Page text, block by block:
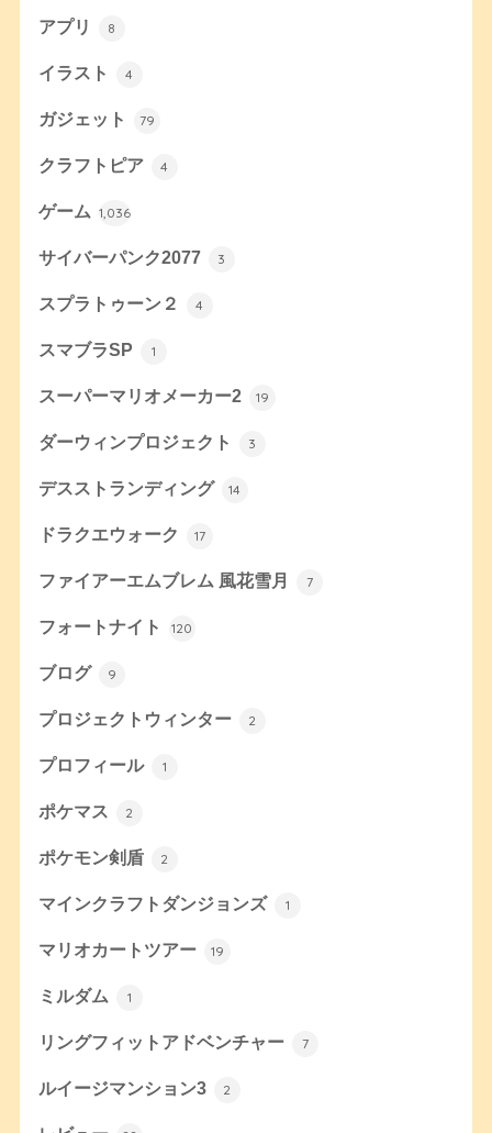
アプリ 8
イラスト 4
ガジェット 79
クラフトピア 4
ゲーム 1,036
サイバーパンク2077 3
スプラトゥーン２ 4
スマブラSP 1
スーパーマリオメーカー2 19
ダーウィンプロジェクト 3
デスストランディング 14
ドラクエウォーク 17
ファイアーエムブレム 風花雪月 7
フォートナイト 120
ブログ 9
プロジェクトウィンター 2
プロフィール 1
ポケマス 2
ポケモン剣盾 2
マインクラフトダンジョンズ 1
マリオカートツアー 19
ミルダム 1
リングフィットアドベンチャー 7
ルイージマンション3 2